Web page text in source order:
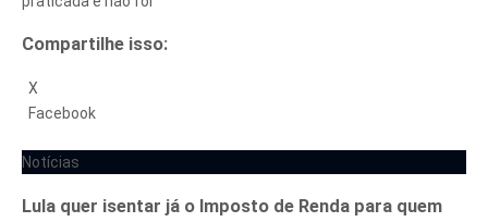
Compartilhe isso:
X
Facebook
Notícias
Lula quer isentar já o Imposto de Renda para quem